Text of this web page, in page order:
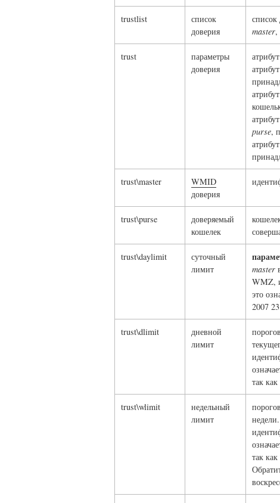
trustlist
список
доверия
master,
trust
параметры
доверия
purse,
trust\master
WMID
доверия
trust\purse
доверяемый
кошелек
trust\daylimit
суточный
лимит
master
WMZ,
это
2007
trust\dlimit
дневной
лимит
так
trust\wlimit
недельный
лимит
так